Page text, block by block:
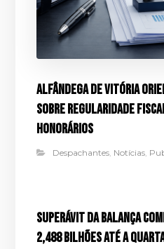
Alfândega de Vitória
sobre regularidade
honorários
Despachantes Notícias
Superávit da balança
2,488 bilhões até a